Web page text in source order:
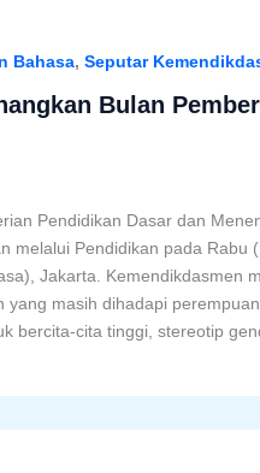
Bahasa, Seputar
Bulan
Pendidikan Dasar dan
melalui Pendidikan pada Rabu
Jakarta. Kemendikdasmen
masih dihadapi
bercita-cita tinggi, stereotip